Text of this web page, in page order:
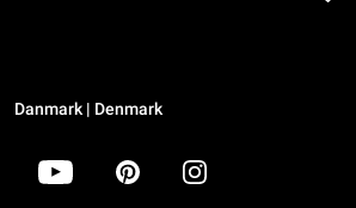
Danmark | Denmark